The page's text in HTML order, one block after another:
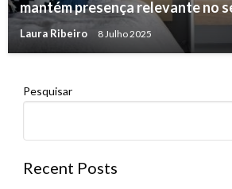
mantém presença relevante no
Laura Ribeiro 8 Julho 2025
Pesquisar
Recent Posts